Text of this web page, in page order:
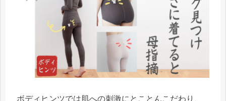
ボディヒンツでは肌への刺激にとことんこだわり、